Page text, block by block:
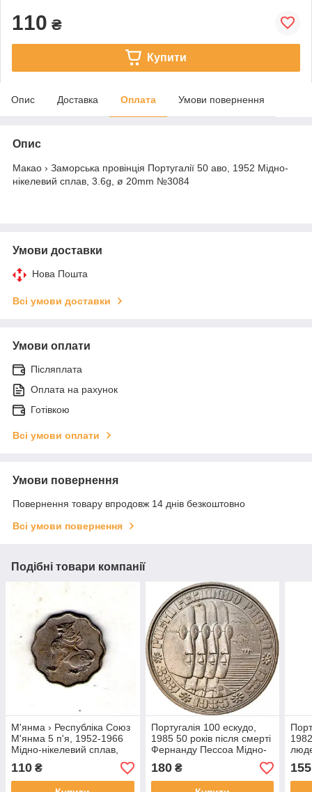
110 ₴
Купити
Опис Доставка Оплата Умови повернення
Опис
Макао › Заморська провінція Португалії 50 аво, 1952 Мідно-
нікелевий сплав, 3.6g, ø 20mm №3084
Умови доставки
Нова Пошта
Всі умови доставки
Умови оплати
Післяплата
Оплата на рахунок
Готівкою
Всі умови оплати
Умови повернення
Повернення товару впродовж 14 днів безкоштовно
Всі умови повернення
Подібні товари компанії
М'янма › Республіка Союз
М'янма 5 п'я, 1952-1966
Мідно-нікелевий сплав,
3.17g, ø 19.5mm №3624
110 ₴
Португалія 100 ескудо,
1985 50 років після смерті
Фернанду Пессоа Мідно-
нікелевий сплав, 16.6g, ø
33.5mm №3532
180₴ 155